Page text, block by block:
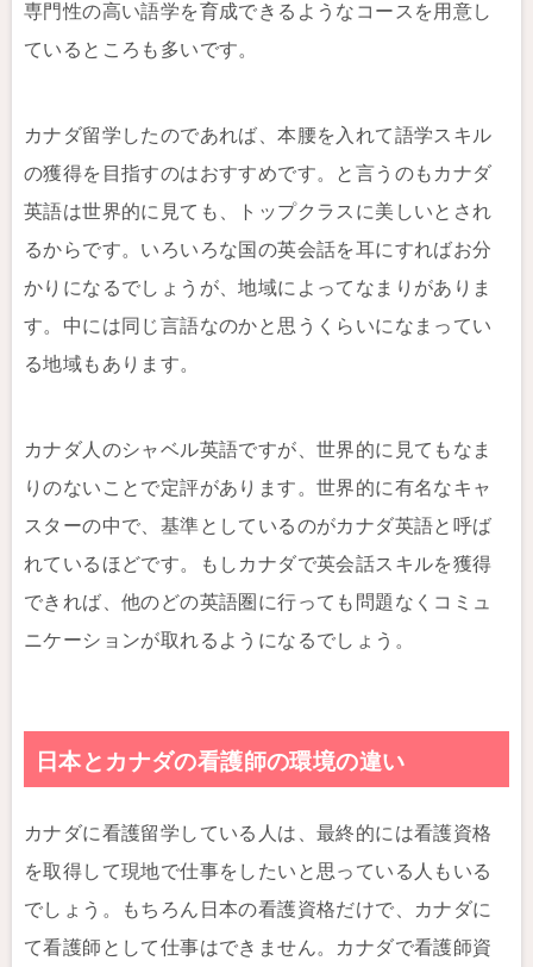
専門性の高い語学を育成できるようなコースを用意し
ているところも多いです。
カナダ留学したのであれば、本腰を入れて語学スキル
の獲得を目指すのはおすすめです。と言うのもカナダ
英語は世界的に見ても、トップクラスに美しいとされ
るからです。いろいろな国の英会話を耳にすればお分
かりになるでしょうが、地域によってなまりがありま
す。中には同じ言語なのかと思うくらいになまってい
る地域もあります。
カナダ人のシャベル英語ですが、世界的に見てもなま
りのないことで定評があります。世界的に有名なキャ
スターの中で、基準としているのがカナダ英語と呼ば
れているほどです。もしカナダで英会話スキルを獲得
できれば、他のどの英語圏に行っても問題なくコミュ
ニケーションが取れるようになるでしょう。
日本とカナダの看護師の環境の違い
カナダに看護留学している人は、最終的には看護資格
を取得して現地で仕事をしたいと思っている人もいる
でしょう。もちろん日本の看護資格だけで、カナダに
て看護師として仕事はできません。カナダで看護師資